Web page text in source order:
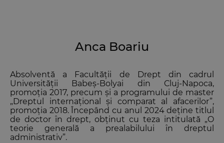
Anca Boariu
Absolventă a Facultății de Drept din cadrul
Universității Babeș-Bolyai din Cluj-Napoca,
promoția 2017, precum și a programului de master
„Dreptul internațional și comparat al afacerilor”,
promoția 2018. Începând cu anul 2024 deține titlul
de doctor în drept, obținut cu teza intitulată „O
teorie generală a prealabilului în dreptul
administrativ”.